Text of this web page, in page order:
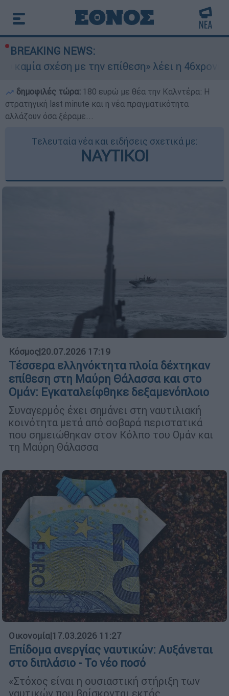
BREAKING NEWS:
με την επίθεση» λέει η 46χρονη - Τι
δημοφιλές τώρα: 180 ευρώ με θέα την Καλντέρα: Η
στρατηγική last minute και η νέα πραγματικότητα
αλλάζουν όσα ξέραμε...
Τελευταία νέα και ειδήσεις σχετικά με:
ΝΑΥΤΙΚΟΙ
Κόσμος|20.07.2026 17:19
Τέσσερα ελληνόκτητα πλοία δέχτηκαν
επίθεση στη Μαύρη Θάλασσα και στο
Ομάν: Εγκαταλείφθηκε δεξαμενόπλοιο
Συναγερμός έχει σημάνει στη ναυτιλιακή
κοινότητα μετά από σοβαρά περιστατικά
που σημειώθηκαν στον Κόλπο του Ομάν και
τη Μαύρη Θάλασσα
Οικονομία|17.03.2026 11:27
Επίδομα ανεργίας ναυτικών: Αυξάνεται
στο διπλάσιο - Το νέο ποσό
«Στόχος είναι η ουσιαστική στήριξη των
ναυτικών που βρίσκονται εκτός